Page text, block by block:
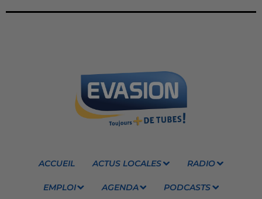
ACCUEIL ACTUS LOCALES RADIO
EMPLOI AGENDA PODCASTS